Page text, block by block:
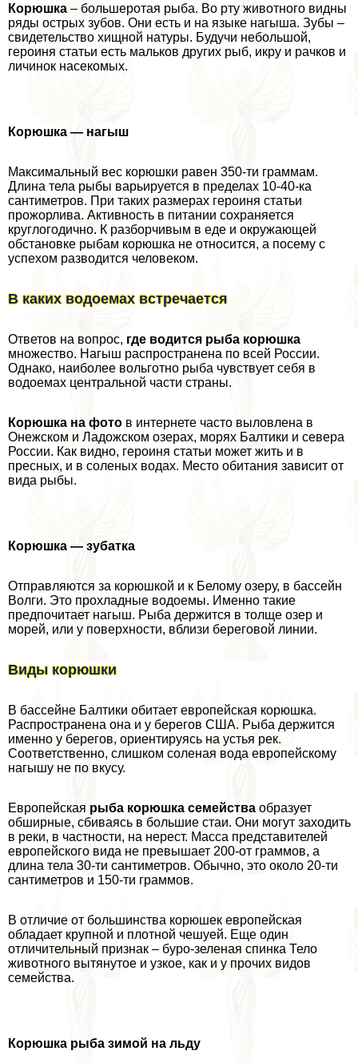
Корюшка – большеротая рыба. Во рту животного видны
ряды острых зубов. Они есть и на языке нагыша. Зубы –
свидетельство хищной натуры. Будучи небольшой,
героиня статьи есть мальков других рыб, икру и рачков и
личинок насекомых.
Корюшка — нагыш
Максимальный вес корюшки равен 350-ти граммам.
Длина тела рыбы варьируется в пределах 10-40-ка
сантиметров. При таких размерах героиня статьи
прожорлива. Активность в питании сохраняется
круглогодично. К разборчивым в еде и окружающей
обстановке рыбам корюшка не относится, а посему с
успехом разводится человеком.
В каких водоемах встречается
Ответов на вопрос, где водится рыба корюшка
множество. Нагыш распространена по всей России.
Однако, наиболее вольготно рыба чувствует себя в
водоемах центральной части страны.
Корюшка на фото в интернете часто выловлена в
Онежском и Ладожском озерах, морях Балтики и севера
России. Как видно, героиня статьи может жить и в
пресных, и в соленых водах. Место обитания зависит от
вида рыбы.
Корюшка — зубатка
Отправляются за корюшкой и к Белому озеру, в бассейн
Волги. Это прохладные водоемы. Именно такие
предпочитает нагыш. Рыба держится в толще озер и
морей, или у поверхности, вблизи береговой линии.
Виды корюшки
В бассейне Балтики обитает европейская корюшка.
Распространена она и у берегов США. Рыба держится
именно у берегов, ориентируясь на устья рек.
Соответственно, слишком соленая вода европейскому
нагышу не по вкусу.
Европейская рыба корюшка семейства образует
обширные, сбиваясь в большие стаи. Они могут заходить
в реки, в частности, на нерест. Масса представителей
европейского вида не превышает 200-от граммов, а
длина тела 30-ти сантиметров. Обычно, это около 20-ти
сантиметров и 150-ти граммов.
В отличие от большинства корюшек европейская
обладает крупной и плотной чешуей. Еще один
отличительный признак – буро-зеленая спинка Тело
животного вытянутое и узкое, как и у прочих видов
семейства.
Корюшка рыба зимой на льду